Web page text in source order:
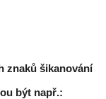
znaků šikanování
být např.: